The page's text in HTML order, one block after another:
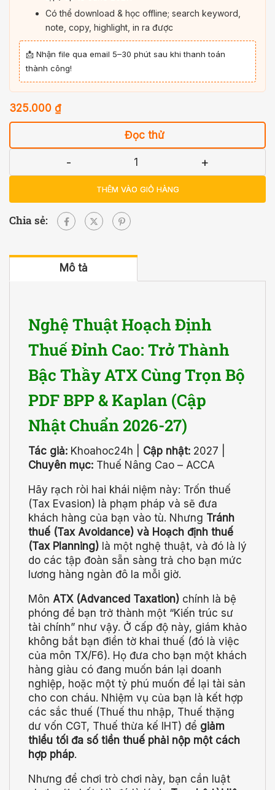
Có thể download & học offline; search keyword,
note, copy, highlight, in ra được
📩 Nhận file qua email 5–30 phút sau khi thanh toán
thành công!
325.000 ₫
Đọc thử
- +
THÊM VÀO GIỎ HÀNG
Chia sẻ:
Mô tả
Nghệ Thuật Hoạch Định
Thuế Đỉnh Cao: Trở Thành
Bậc Thầy ATX Cùng Trọn Bộ
PDF BPP & Kaplan (Cập
Nhật Chuẩn 2026-27)
Tác giả: Khoahoc24h | Cập nhật: 2027 |
Chuyên mục: Thuế Nâng Cao – ACCA
Hãy rạch ròi hai khái niệm này: Trốn thuế
(Tax Evasion) là phạm pháp và sẽ đưa
khách hàng của bạn vào tù. Nhưng Tránh
thuế (Tax Avoidance) và Hoạch định thuế
(Tax Planning) là một nghệ thuật, và đó là lý
do các tập đoàn sẵn sàng trả cho bạn mức
lương hàng ngàn đô la mỗi giờ.
Môn ATX (Advanced Taxation) chính là bệ
phóng để bạn trở thành một “Kiến trúc sư
tài chính” như vậy. Ở cấp độ này, giám khảo
không bắt bạn điền tờ khai thuế (đó là việc
của môn TX/F6). Họ đưa cho bạn một khách
hàng giàu có đang muốn bán lại doanh
nghiệp, hoặc một tỷ phú muốn để lại tài sản
cho con cháu. Nhiệm vụ của bạn là kết hợp
các sắc thuế (Thuế thu nhập, Thuế thặng
dư vốn CGT, Thuế thừa kế IHT) để giảm
thiểu tối đa số tiền thuế phải nộp một cách
hợp pháp.
Nhưng để chơi trò chơi này, bạn cần luật